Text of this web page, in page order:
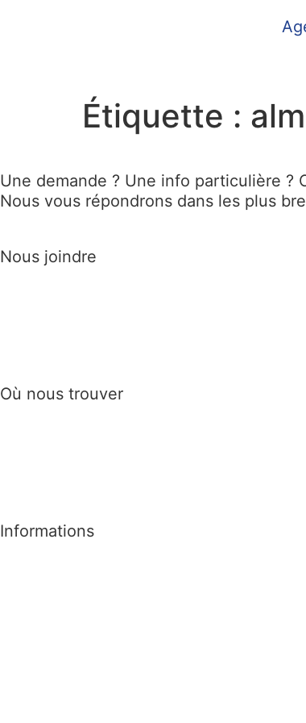
Étiquette :
Une demande ? Une info particulière ?
Nous vous répondrons dans les plus
Nous joindre
Où nous trouver
Informations